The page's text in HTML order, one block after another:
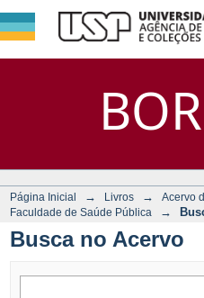
Busca
DSpace/
Página Inicial → Livros → Acervo
Faculdade de Saúde Pública
→
Busca no Acervo